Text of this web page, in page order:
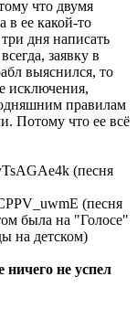
что двумя
в ее какой-то
дня написать
заявку в
выяснился, то
исключения,
правилам
Потому что ее всё
(песня
(песня
была на "Голосе"
на детском)
не успел